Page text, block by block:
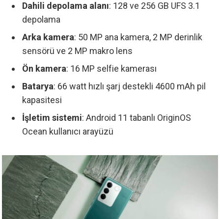
Dahili depolama alanı: 128 ve 256 GB UFS 3.1
depolama
Arka kamera: 50 MP ana kamera, 2 MP derinlik
sensörü ve 2 MP makro lens
Ön kamera: 16 MP selfie kamerası
Batarya: 66 watt hızlı şarj destekli 4600 mAh pil
kapasitesi
İşletim sistemi: Android 11 tabanlı OriginOS
Ocean kullanıcı arayüzü